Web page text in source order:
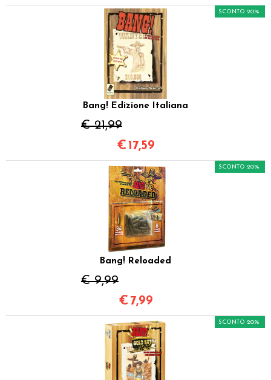
Bang! Edizione Italiana
€ 21,99
SCONTO 20%
€ 17,59
Bang! Reloaded
€ 9,99
SCONTO 20%
€ 7,99
SCONTO 20%